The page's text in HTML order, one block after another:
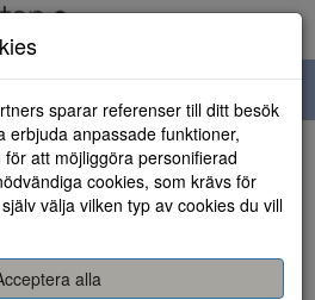
sparar referenser till ditt besök
erbjuda anpassade funktioner,
att möjliggöra personifierad
cookies, som krävs för
välja vilken typ av cookies du vill
alla